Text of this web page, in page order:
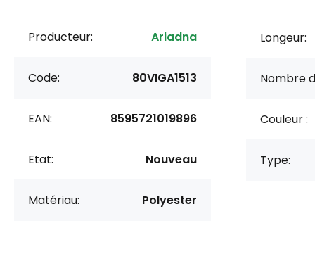
Producteur: Ariadna
Code: 80VIGA1513
EAN: 8595721019896
Etat: Nouveau
Matériau: Polyester
Longeur:
Nombre
Couleur :
Type: